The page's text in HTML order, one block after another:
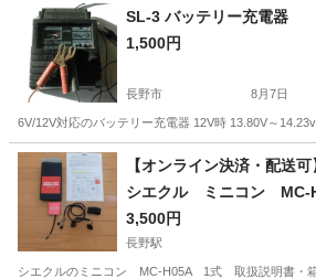
長野 塩尻市 タイヤ、ホイール
スタッドレスホイールセット
SL-3 バッテリー充電器
1,500円
長野市 8月7日
6V/12V対応のバッテリー充電器 12V時 13.80V～
長野 長野市 メンテナンス用品 充電器
【オンライン決済・配送
シエクル ミニコン MC-
3,500円
長野駅
シエクルのミニコン MC-H05A 1式 取扱説明書・